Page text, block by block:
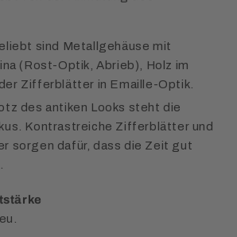
sind Metallgehäuse mit
(Rost-Optik, Abrieb), Holz im
Zifferblätter in Emaille-Optik.
des antiken Looks steht die
Kontrastreiche Zifferblätter und
sorgen dafür, dass die Zeit gut